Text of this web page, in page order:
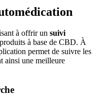
à offrir un suivi
à base de CBD. À
permet de suivre les
ainsi une meilleure